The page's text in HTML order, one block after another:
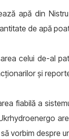
apă din
de apă
celui de-al
și
fiabilă a
vorbim despre